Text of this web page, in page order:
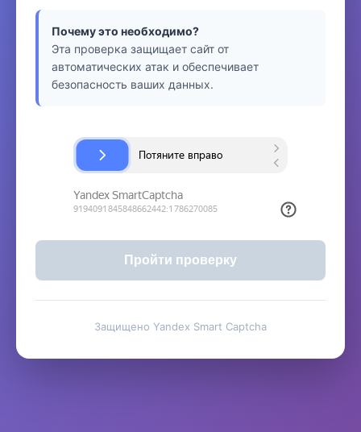
Почему это необходимо?
Эта проверка защищает сайт от
автоматических атак и обеспечивает
безопасность ваших данных.
Пройти проверку
Защищено Yandex Smart Captcha